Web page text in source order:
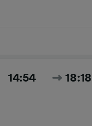
14:54 18:18